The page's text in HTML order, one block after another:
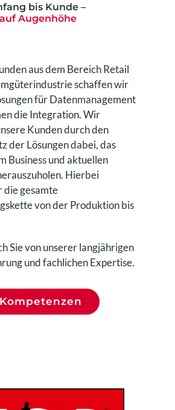
bis Kunde –
Augenhöhe
aus dem Bereich Retail
schaffen wir
für Datenmanagement
die Integration. Wir
Kunden durch den
der Lösungen dabei, das
Business und aktuellen
Hierbei
gesamte
von der Produktion bis
Sie von unserer langjährigen
und fachlichen Expertise.